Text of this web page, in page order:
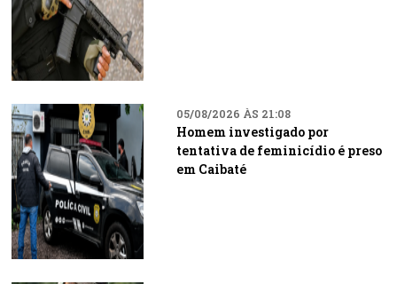
05/08/2026 ÀS 21:08
Homem investigado por
tentativa de feminicídio é preso
em Caibaté